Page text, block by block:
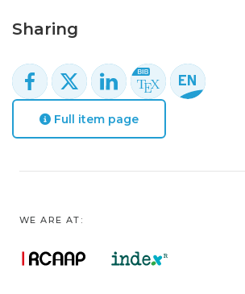
Sharing
Full item page
WE ARE AT: